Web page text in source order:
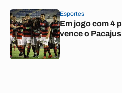
Esportes
Em jogo com 4
vence o Pacajus